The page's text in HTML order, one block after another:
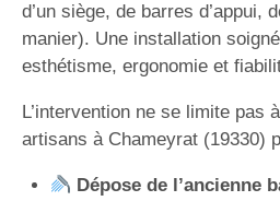
d’un siège, de barres d’appui,
manier). Une installation
esthétisme, ergonomie et
L’intervention ne se limite pas
artisans à Chameyrat (19330)
Dépose de l’ancienne